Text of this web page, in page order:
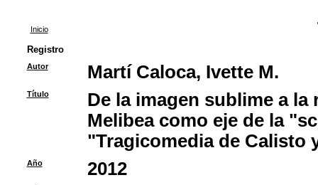
Inicio
Registro
Autor Martí Caloca, Ivette M.
Título
De la imagen sublime a
Melibea como eje de la
"Tragicomedia de Calisto
Año 2012